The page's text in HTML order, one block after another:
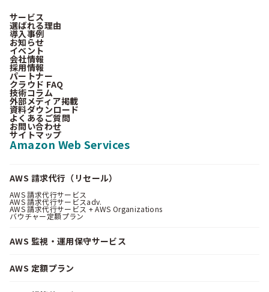
サービス
選ばれる理由
導入事例
お知らせ
イベント
会社情報
採用情報
パートナー
クラウド FAQ
技術コラム
外部メディア掲載
資料ダウンロード
よくあるご質問
お問い合わせ
サイトマップ
Amazon Web Services
AWS 請求代行（リセール）
AWS 請求代行サービス
AWS 請求代行サービスadv.
AWS 請求代行サービス + AWS Organizations
バウチャー定額プラン
AWS 監視・運用保守サービス
AWS 定額プラン